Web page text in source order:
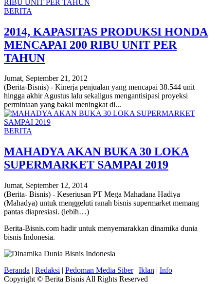
BERITA
2014, KAPASITAS PRODUKSI HONDA
MENCAPAI 200 RIBU UNIT PER
TAHUN
Jumat, September 21, 2012
(Berita-Bisnis) - Kinerja penjualan yang mencapai 38.544 unit
hingga akhir Agustus lalu sekaligus mengantisipasi proyeksi
permintaan yang bakal meningkat di...
BERITA
MAHADYA AKAN BUKA 30 LOKA
SUPERMARKET SAMPAI 2019
Jumat, September 12, 2014
(Berita- Bisnis) - Keseriusan PT Mega Mahadana Hadiya
(Mahadya) untuk menggeluti ranah bisnis supermarket memang
pantas diapresiasi. (lebih…)
Berita-Bisnis.com hadir untuk menyemarakkan dinamika dunia
bisnis Indonesia.
Beranda | Redaksi | Pedoman Media Siber| Iklan | Info
Copyright © Berita Bisnis All Rights Reserved